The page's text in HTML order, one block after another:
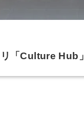
「Culture Hub」